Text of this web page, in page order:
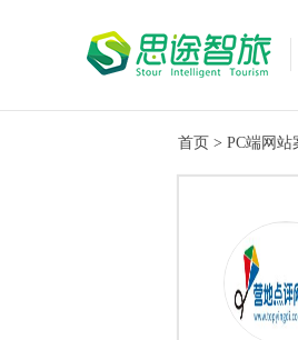
首页 > PC端网站